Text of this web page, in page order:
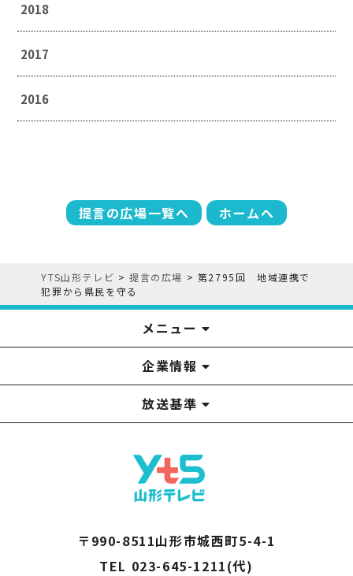
2018
2017
2016
提言の広場一覧へ ホームへ
YTS山形テレビ >提言の広場 > 第2795回 地域連携で
犯罪から県民を守る
メニュー
YTSニュース
番組
アナウンサー
プレゼント
イベント
みるるん星人
YTS見学ツアー
番組表
お問い合わせ
企業情報
企業情報
役員構成
YTS山形テレビ SDGs 宣言
採用情報
山形テレビ人権方針
山形テレビ国民保護業務計画提出文
個人情報基本方針
情報セキュリティ基本方針
視聴データの取扱いについて
系列局一覧
中継局一覧
放送基準
〒990-8511山形市城西町5-4-1
TEL 023-645-1211(代)